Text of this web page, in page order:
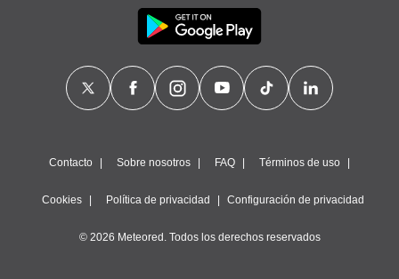
Contacto Sobre nosotros FAQ Términos de uso
Cookies Política de privacidad Configuración de privacidad
© 2026 Meteored. Todos los derechos reservados